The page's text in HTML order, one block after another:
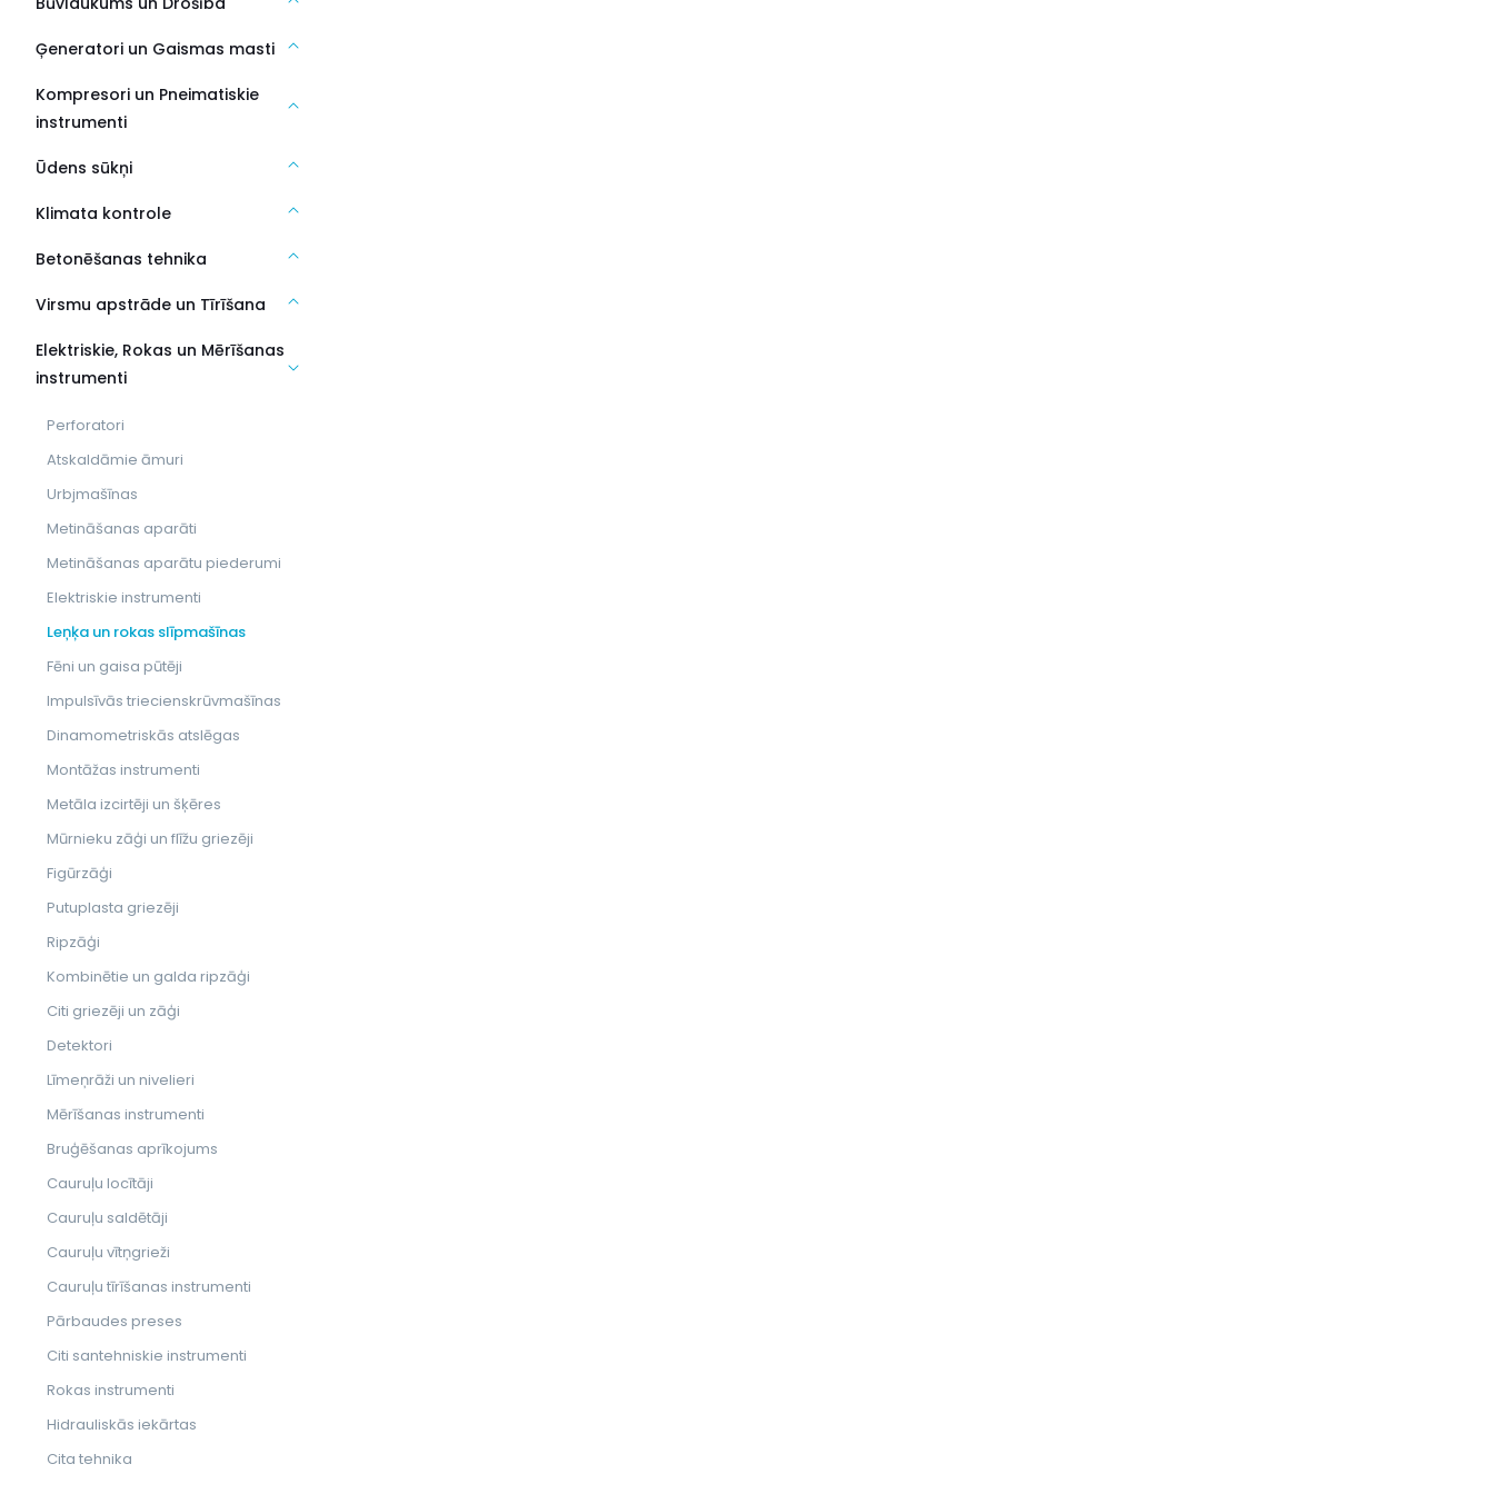
Ģeneratori un Gaismas masti
Kompresori un Pneimatiskie
instrumenti
Ūdens sūkņi
Klimata kontrole
Betonēšanas tehnika
Virsmu apstrāde un Tīrīšana
Elektriskie, Rokas un Mērīšanas
instrumenti
Perforatori
Atskaldāmie āmuri
Urbjmašīnas
Metināšanas aparāti
Metināšanas aparātu piederumi
Elektriskie instrumenti
Leņķa un rokas slīpmašīnas
Fēni un gaisa pūtēji
Impulsīvās triecienskrūvmašīnas
Dinamometriskās atslēgas
Montāžas instrumenti
Metāla izcirtēji un šķēres
Mūrnieku zāģi un flīžu griezēji
Figūrzāģi
Putuplasta griezēji
Ripzāģi
Kombinētie un galda ripzāģi
Citi griezēji un zāģi
Detektori
Līmeņrāži un nivelieri
Mērīšanas instrumenti
Bruģēšanas aprīkojums
Cauruļu locītāji
Cauruļu saldētāji
Cauruļu vītņgrieži
Cauruļu tīrīšanas instrumenti
Pārbaudes preses
Citi santehniskie instrumenti
Rokas instrumenti
Hidrauliskās iekārtas
Cita tehnika